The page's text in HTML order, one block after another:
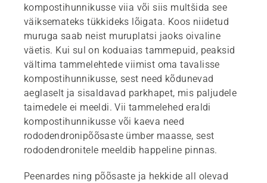
kompostihunnikusse viia või siis multšida see
väiksemateks tükkideks lõigata. Koos niidetud
muruga saab neist muruplatsi jaoks oivaline
väetis. Kui sul on koduaias tammepuid, peaksid
vältima tammelehtede viimist oma tavalisse
kompostihunnikusse, sest need kõdunevad
aeglaselt ja sisaldavad parkhapet, mis paljudele
taimedele ei meeldi. Vii tammelehed eraldi
kompostihunnikusse või kaeva need
rododendronipõõsaste ümber maasse, sest
rododendronitele meeldib happeline pinnas.
Peenardes ning põõsaste ja hekkide all olevad